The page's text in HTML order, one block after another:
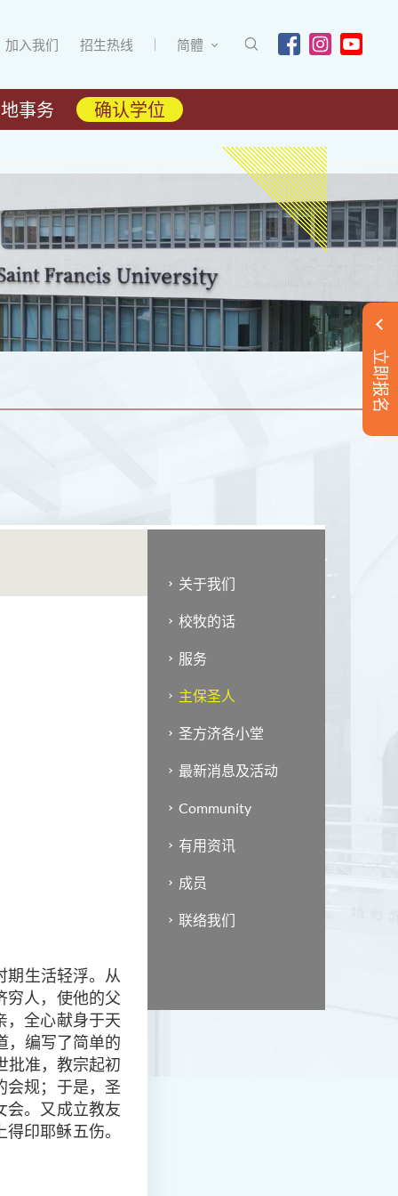
加入我们 招生热线 简體
事务 确认学位
立即报名
期生活轻浮。从
穷人，使他的父
，全心献身于天
，编写了简单的
批准，教宗起初
会规；于是，圣
会。又成立教友
印耶稣五伤。
关于我们
校牧的话
服务
主保圣人
圣方济各小堂
最新消息及活动
Community
有用资讯
成员
联络我们